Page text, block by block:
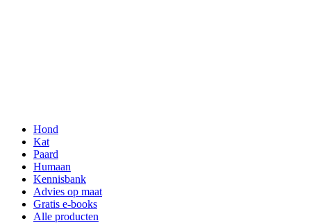
Hond
Kat
Paard
Humaan
Kennisbank
Advies op maat
Gratis e-books
Alle producten